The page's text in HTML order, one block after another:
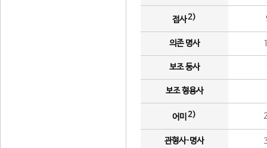
접사2)
의존 명사
보조 동사
보조 형용사
어미 2)
관형사·명사